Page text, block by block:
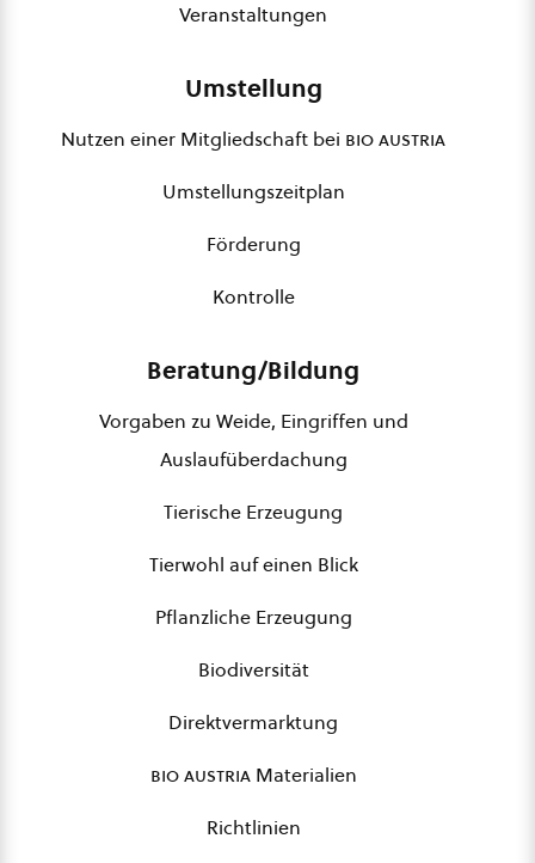
Veranstaltungen
Umstellung
Nutzen einer Mitgliedschaft bei bio austria
Umstellungszeitplan
Förderung
Kontrolle
Beratung/Bildung
Vorgaben zu Weide, Eingriffen und
Auslaufüberdachung
Tierische Erzeugung
Tierwohl auf einen Blick
Pflanzliche Erzeugung
Biodiversität
Direktvermarktung
bio austriaMaterialien
Richtlinien